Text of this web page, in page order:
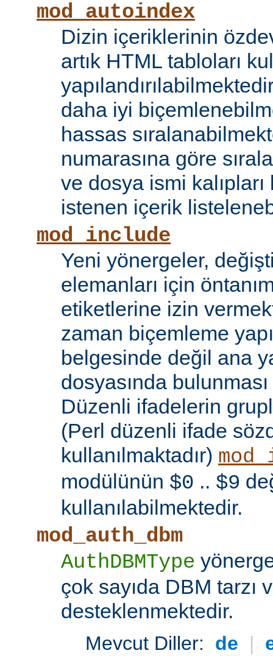
mod_autoindex
Dizin içeriklerinin
artık HTML tabloları
daha iyi
hassas
numarasına göre
ve dosya ismi
istenen içerik
mod_include
Yeni yönergeler,
elemanları için
etiketlerine izin
zaman biçemleme
belgesinde değil ana
dosyasında
Düzenli ifadelerin
(Perl düzenli ifade
kullanılmaktadır)
modülünün $0 .. $9
kullanılabilmektedir.
mod_auth_dbm
AuthDBMType
çok sayıda DBM tarzı
desteklenmektedir.
Mevcut Diller: de |